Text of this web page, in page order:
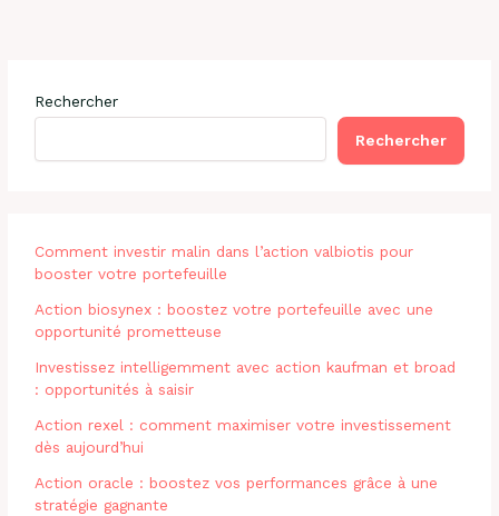
Rechercher
Rechercher
Comment investir malin dans l’action valbiotis pour
booster votre portefeuille
Action biosynex : boostez votre portefeuille avec une
opportunité prometteuse
Investissez intelligemment avec action kaufman et broad
: opportunités à saisir
Action rexel : comment maximiser votre investissement
dès aujourd’hui
Action oracle : boostez vos performances grâce à une
stratégie gagnante